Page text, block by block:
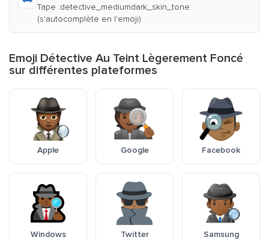
Tape :detective_mediumdark_skin_tone:
(s'autocomplète en l'emoji)
Emoji Détective Au Teint Lègerement Foncé
sur différentes plateformes
Apple Google Facebook
Windows Twitter Samsung